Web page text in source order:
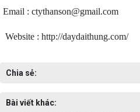
Email : ctythanson@gmail.com
Website : http://daydaithung.com/
Chia sẻ:
Bài viết khác: